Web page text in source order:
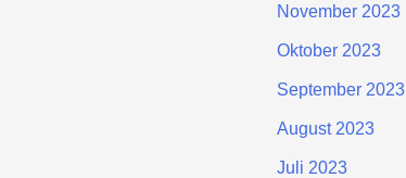
November 2023
Oktober 2023
September 2023
August 2023
Juli 2023